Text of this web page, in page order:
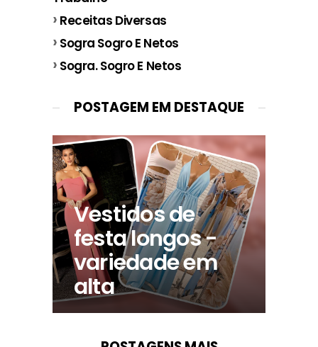
Receitas Diversas
Sogra Sogro E Netos
Sogra. Sogro E Netos
POSTAGEM EM DESTAQUE
Vestidos de
festa longos -
variedade em
alta